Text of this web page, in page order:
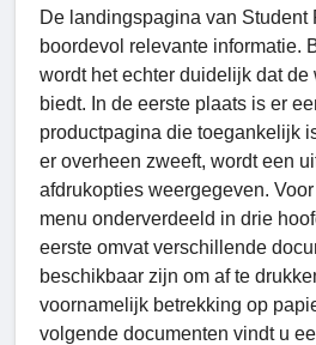
De landingspagina van Student
boordevol relevante informatie.
wordt het echter duidelijk dat de
biedt. In de eerste plaats is er
productpagina die toegankelijk
er overheen zweeft, wordt een
afdrukopties weergegeven.
menu onderverdeeld in drie
eerste omvat verschillende
beschikbaar zijn om af te
voornamelijk betrekking op
volgende documenten vindt u